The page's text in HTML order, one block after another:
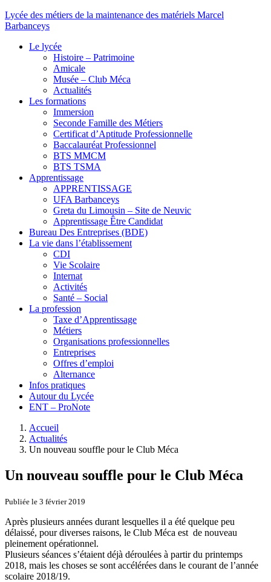
Lycée des métiers de la maintenance des matériels Marcel
Barbanceys
Le lycée
Histoire – Patrimoine
Amicale
Musée – Club Méca
Actualités
Les formations
Immersion
Seconde Famille des Métiers
Certificat d’Aptitude Professionnelle
Baccalauréat Professionnel
BTS MMCM
BTS TSMA
Apprentissage
APPRENTISSAGE
UFA Barbanceys
Greta du Limousin – Site de Neuvic
Apprentissage Être Candidat
Bureau Des Entreprises (BDE)
La vie dans l’établissement
CDI
Vie Scolaire
Internat
Activités
Santé – Social
La profession
Taxe d’Apprentissage
Métiers
Organisations professionnelles
Entreprises
Offres d’emploi
Alternance
Infos pratiques
Autour du Lycée
ENT – ProNote
Accueil
Actualités
Un nouveau souffle pour le Club Méca
Un nouveau souffle pour le Club Méca
Publiée le 3 février 2019
Après plusieurs années durant lesquelles il a été quelque peu
délaissé, pour diverses raisons, le Club Méca est de nouveau
pleinement opérationnel.
Plusieurs séances s’étaient déjà déroulées à partir du printemps
2018, mais les choses se sont accélérées dans le courant de l’année
scolaire 2018/19.